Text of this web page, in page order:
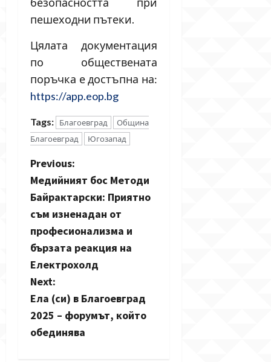
пешеходни пътеки.
Цялата документация
по обществената
поръчка е достъпна на:
https://app.eop.bg
Tags: Благоевград
Община
Благоевград
Югозапад
P
o
s
t
n
a
v
Previous:
Медийният бос Методи
Байрактарски: Приятно
съм изненадан от
професионализма и
бързата реакция на
Електрохолд
Next:
Ела (си) в Благоевград
2025 – форумът, който
обединява